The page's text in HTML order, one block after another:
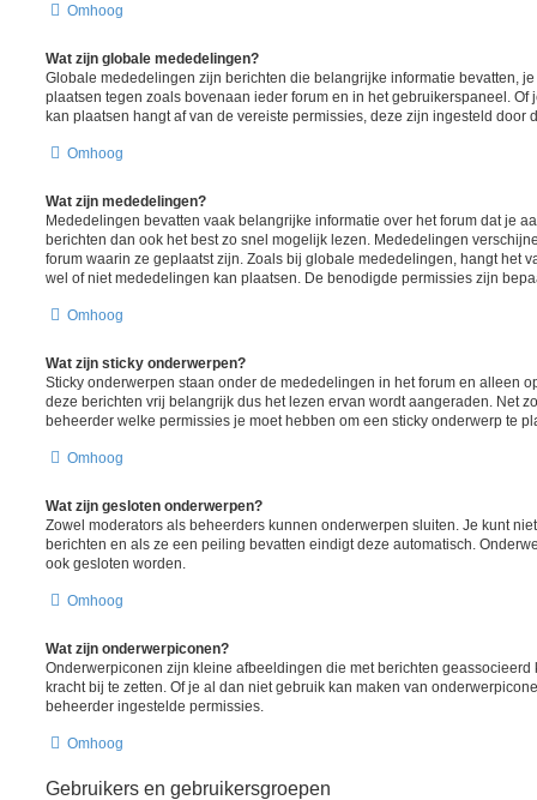
Omhoog
Wat zijn globale mededelingen?
Globale mededelingen zijn berichten die belangrijke informatie bevatten,
plaatsen tegen zoals bovenaan ieder forum en in het gebruikerspaneel.
kan plaatsen hangt af van de vereiste permissies, deze zijn ingesteld door
Omhoog
Wat zijn mededelingen?
Mededelingen bevatten vaak belangrijke informatie over het forum dat je
berichten dan ook het best zo snel mogelijk lezen. Mededelingen
forum waarin ze geplaatst zijn. Zoals bij globale mededelingen, hangt het
wel of niet mededelingen kan plaatsen. De benodigde permissies zijn
Omhoog
Wat zijn sticky onderwerpen?
Sticky onderwerpen staan onder de mededelingen in het forum en alleen
deze berichten vrij belangrijk dus het lezen ervan wordt aangeraden. Net
beheerder welke permissies je moet hebben om een sticky onderwerp te
Omhoog
Wat zijn gesloten onderwerpen?
Zowel moderators als beheerders kunnen onderwerpen sluiten. Je kunt
berichten en als ze een peiling bevatten eindigt deze automatisch.
ook gesloten worden.
Omhoog
Wat zijn onderwerpiconen?
Onderwerpiconen zijn kleine afbeeldingen die met berichten
kracht bij te zetten. Of je al dan niet gebruik kan maken van
beheerder ingestelde permissies.
Omhoog
Gebruikers en gebruikersgroepen